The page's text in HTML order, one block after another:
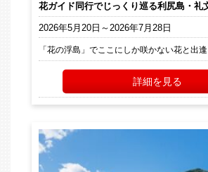
花ガイド同行でじっくり巡る利尻島・礼
2026年5月20日～2026年7月28日
「花の浮島」でここにしか咲かない花と出逢
詳細を見る